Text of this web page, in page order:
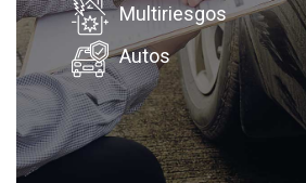
Multiriesgos
Autos